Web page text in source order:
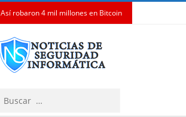
Así robaron 4 mil millones en Bitcoin